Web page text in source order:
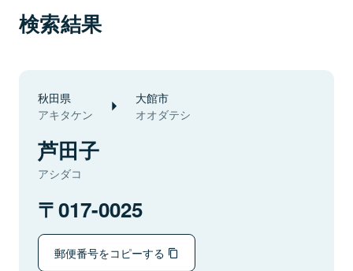
検索結果
秋田県
アキタケン
大館市
オオダテシ
芦田子
アシダコ
017-0025
郵便番号をコピーする